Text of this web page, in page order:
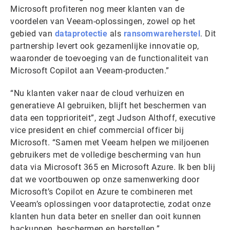
Microsoft profiteren nog meer klanten van de
voordelen van Veeam-oplossingen, zowel op het
gebied van dataprotectie als ransomwareherstel . Dit
partnership levert ook gezamenlijke innovatie op,
waaronder de toevoeging van de functionaliteit van
Microsoft Copilot aan Veeam-producten.”
“Nu klanten vaker naar de cloud verhuizen en
generatieve AI gebruiken, blijft het beschermen van
data een topprioriteit”, zegt Judson Althoff, executive
vice president en chief commercial officer bij
Microsoft. “Samen met Veeam helpen we miljoenen
gebruikers met de volledige bescherming van hun
data via Microsoft 365 en Microsoft Azure. Ik ben blij
dat we voortbouwen op onze samenwerking door
Microsoft’s Copilot en Azure te combineren met
Veeam’s oplossingen voor dataprotectie, zodat onze
klanten hun data beter en sneller dan ooit kunnen